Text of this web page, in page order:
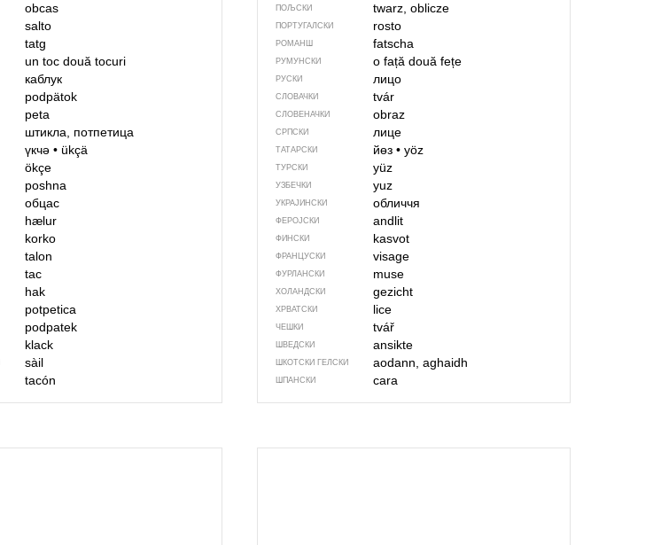
obcas
salto
tatg
un toc două tocuri
каблук
podpätok
peta
штикла, потпетица
үкчә • ükçä
ökçe
pоshnа
обцас
hælur
korko
talon
tac
hak
potpetica
podpatek
klack
sàil
tacón
ПОЉСКИ twarz, oblicze
ПОРТУГАЛСКИ rosto
РОМАНШ fatscha
РУМУНСКИ o fațădouă fețe
РУСКИ лицо
СЛОВАЧКИ tvár
СЛОВЕНАЧКИ obraz
СРПСКИ лице
ТАТАРСКИ йөз• yöz
ТУРСКИ yüz
УЗБЕЧКИ yuz
УКРАЈИНСКИ обличчя
ФЕРОЈСКИ andlit
ФИНСКИ kasvot
ФРАНЦУСКИ visage
ФУРЛАНСКИ muse
ХОЛАНДСКИ gezicht
ХРВАТСКИ lice
ЧЕШКИ tvář
ШВЕДСКИ ansikte
ШКОТСКИ ГЕЛСКИ aodann, aghaidh
ШПАНСКИ cara